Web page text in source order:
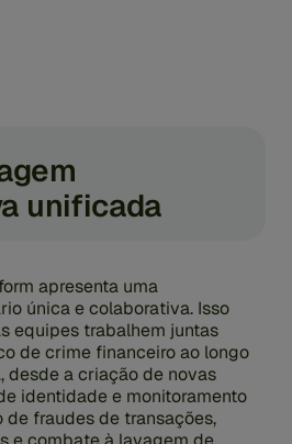
unificada
apresenta uma
única e colaborativa. Isso
equipes trabalhem juntas
de crime financeiro ao longo
desde a criação de novas
identidade e monitoramento
fraudes de transações,